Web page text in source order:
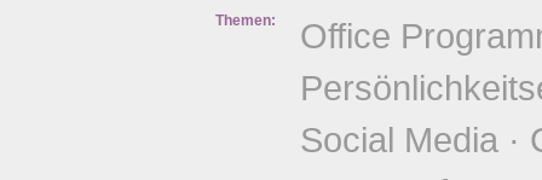
Themen:
Office
Social Media ·